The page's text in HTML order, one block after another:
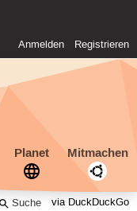
Anmelden Registrieren
Planet Mitmachen
via DuckDuckGo